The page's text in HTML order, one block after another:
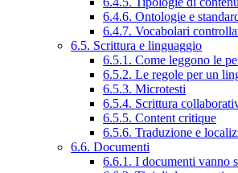
6.4.6. Ontologie e
6.4.7. Vocabolari
6.5. Scrittura e linguaggio
6.5.1. Come leggono le
6.5.2. Le regole per un
6.5.3. Microtesti
6.5.4. Scrittura
6.5.5. Content critique
6.5.6. Traduzione e
6.6. Documenti
6.6.1. I documenti vanno